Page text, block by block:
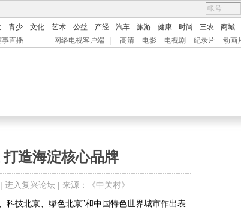
青少 文化 艺术 公益 产经 汽车 旅游 健康 时尚 三农 商城
事直播 网络电视客户端 高清 电影 电视剧 纪录片 动画
造海淀核心品牌
进入复兴论坛| 来源：《中关村》
技北京、绿色北京”和中国特色世界城市作出表